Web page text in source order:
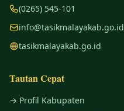
(0265) 545-101
info@tasikmalayakab.go.id
tasikmalayakab.go.id
Tautan Cepat
→ Profil Kabupaten